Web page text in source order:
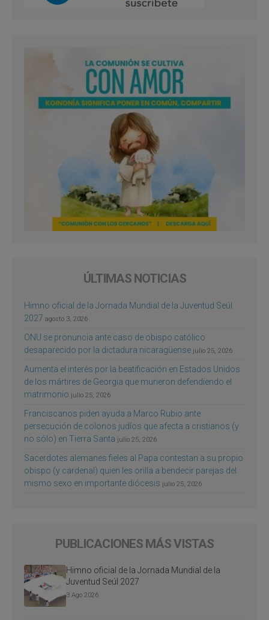
ÚLTIMAS NOTICIAS
Himno oficial de la Jornada Mundial de la Juventud Seúl
2027 agosto 3, 2026
ONU se pronuncia ante caso de obispo católico
desaparecido por la dictadura nicaragüense julio 25, 2026
Aumenta el interés por la beatificación en Estados Unidos
de los mártires de Georgia que murieron defendiendo el
matrimonio julio 25, 2026
Franciscanos piden ayuda a Marco Rubio ante
persecución de colonos judíos que afecta a cristianos (y
no sólo) en Tierra Santa julio 25, 2026
Sacerdotes alemanes fieles al Papa contestan a su propio
obispo (y cardenal) quien les orilla a bendecir parejas del
mismo sexo en importante diócesis julio 25, 2026
PUBLICACIONES MÁS VISTAS
Himno oficial de la Jornada Mundial de la
Juventud Seúl 2027
3 Ago 2026